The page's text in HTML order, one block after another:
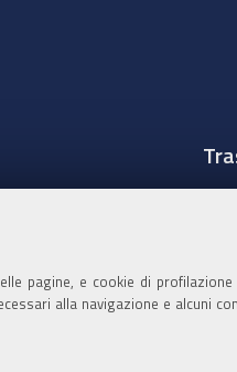
pagine, e cookie di
alla navigazione e alcuni